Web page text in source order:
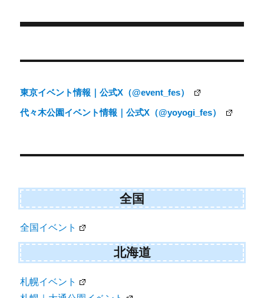
r
稿
ビ
ゲ
シ
ン
東京イベント情報｜公式X（@event_fes）
代々木公園イベント情報｜公式X（@yoyogi_fes）
全国
全国イベント
北海道
札幌イベント